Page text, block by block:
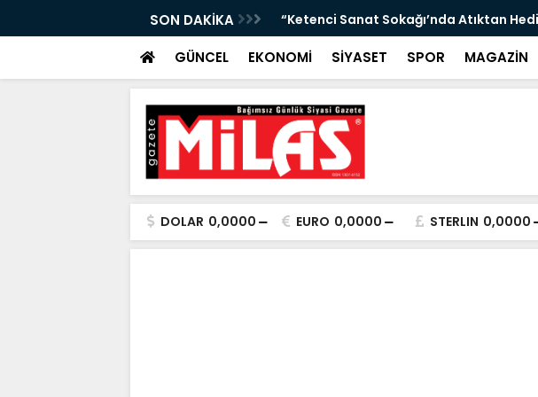
SON DAKİKA “Ketenci Sanat Sokağı’nda Atıktan
GÜNCEL EKONOMİ SİYASET SPOR MAGAZİN
DOLAR 0,0000 EURO 0,0000 STERLIN 0,0000